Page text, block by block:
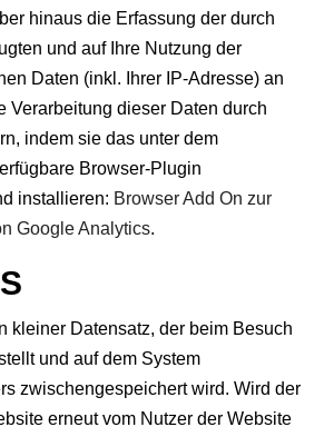
hinaus die Erfassung der durch
und auf Ihre Nutzung der
Daten (inkl. Ihrer IP-Adresse) an
Verarbeitung dieser Daten durch
indem sie das unter dem
Browser-Plugin
installieren: Browser Add On zur
Google Analytics.
kleiner Datensatz, der beim Besuch
und auf dem System
zwischengespeichert wird. Wird der
erneut vom Nutzer der Website